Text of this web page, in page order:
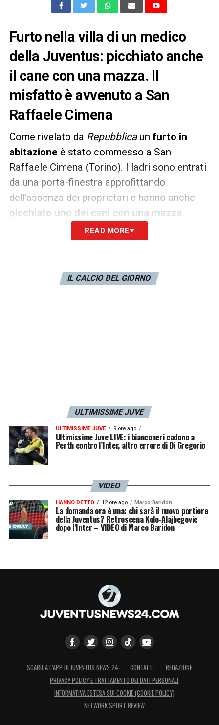
Furto nella villa di un medico
della Juventus: picchiato anche
il cane con una mazza. Il
misfatto è avvenuto a San
Raffaele Cimena
Come rivelato da Repubblicaun furto in
abitazione è stato commesso a San
Raffaele Cimena (Torino). I ladri sono entrati
da una porta-finestra approfittando
dell’assenza dei proprietari e hanno anche
picchiato uno dei cani con una mazza
La casa è di LiberoTubino, 69 anni, primario
consigliera comunale a Chivasso. Secondo
READ MORE
IL CALCIO DEL GIORNO
ULTIMISSIME JUVE
ULTIMISSIME JUVE 9 ore ago
Ultimissime Juve LIVE: i bianconeri cadono a
Perth contro l’Inter, altro errore di Di Gregorio
VIDEO
HANNO DETTO 12 ore ago Marco Baridon
La domanda ora è una: chi sarà il nuovo portiere
della Juventus? Retroscena Kolo-Alajbegovic
dopo l’Inter – VIDEO di Marco Baridon
SCARICA L’APP DI JUVENTUS NEWS 24 CONTATTI
REDAZIONE
PRIVACY POLICY E TRATTAMENTO DEI DATI PERSONALI
INFORMATIVA ESTESA SUI COOKIE (COOKIE POLICY)
NETWORK SPORT REVIEW